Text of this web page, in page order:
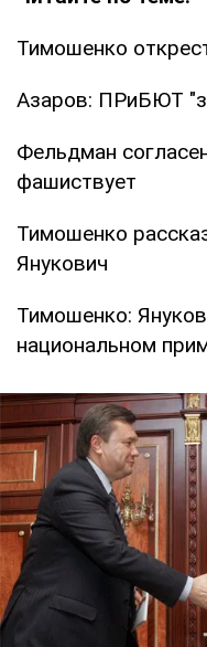
Тимошенко
Азаров: ПРиБЮТ
Фельдман
фашиствует
Тимошенко
Янукович
Тимошенко:
национальном